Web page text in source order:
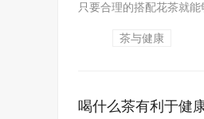
只要合理的搭配花茶就
茶与健康
喝什么茶有利于健